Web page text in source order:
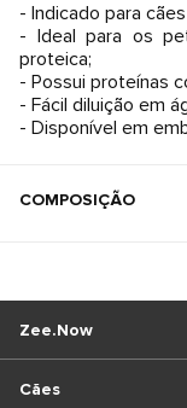
- Indicado para
- Ideal para os
proteica;
- Possui proteínas
- Fácil diluição em
- Disponível em
COMPOSIÇÃO
Cães
Zee.Now